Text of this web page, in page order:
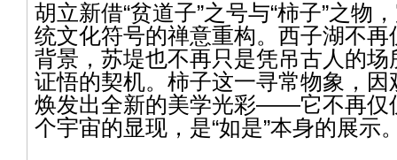
胡立新借“贫道子”之号与“柿子”之物
统文化符号的禅意重构。西子湖不
背景，苏堤也不再只是凭吊古人的
证悟的契机。柿子这一寻常物象，
焕发出全新的美学光彩——它不再仅
个宇宙的显现，是“如是”本身的展示